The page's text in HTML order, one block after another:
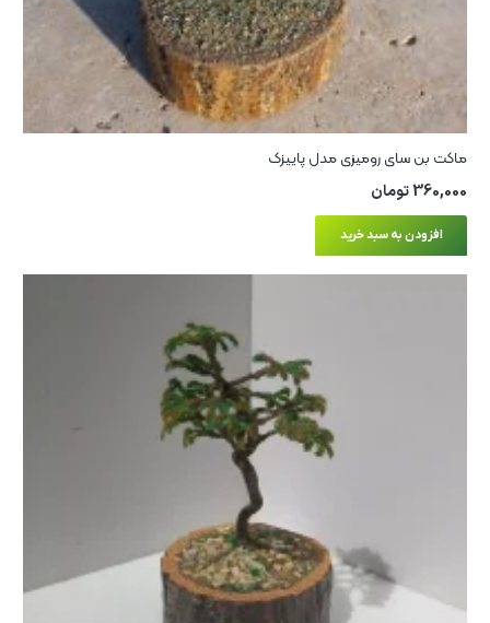
ماکت بن سای رومیزی مدل پاییزک
360,000تومان
افزودن به سبد خرید